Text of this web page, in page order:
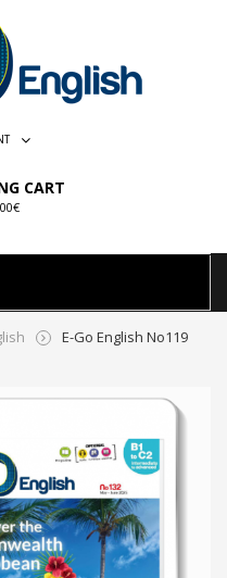
CART
E-Go English No119